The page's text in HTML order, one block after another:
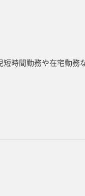
短時間勤務や在宅勤